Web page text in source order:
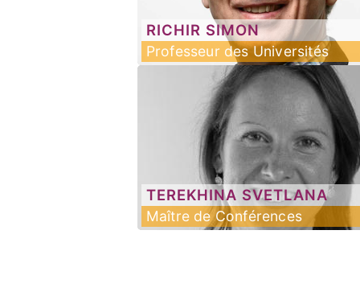
RICHIR SIMON
Professeur des Universités
TEREKHINA SVETLANA
Maître de Conférences